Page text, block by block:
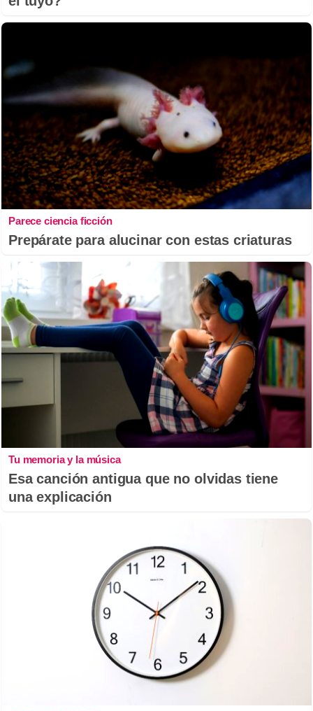
Parece ciencia ficción
Prepárate para alucinar con estas criaturas
Tu memoria y la música
Esa canción antigua que no olvidas tiene
una explicación